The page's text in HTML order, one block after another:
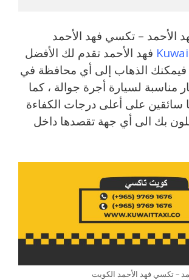
الأحمد – تكسي فهد الأحمد
فهد الأحمد تقدم لك الأفضل
فيمكنك الذهاب إلى أي محافظة في
مناسبة لسيارة أجرة جوالة ، كما
سائقين على أعلى درجات الكفاءة
بك الى أي جهة تقصدها داخل
– تكسي فهد الأحمد الكويت